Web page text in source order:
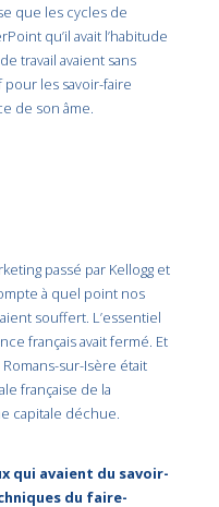
que les cycles de
qu’il avait l’habitude
travail avaient sans
les savoir-faire
de son âme.
passé par Kellogg et
à quel point nos
souffert. L’essentiel
français avait fermé. Et
Romans-sur-Isère était
française de la
capitale déchue.
qui avaient du savoir-
du faire-